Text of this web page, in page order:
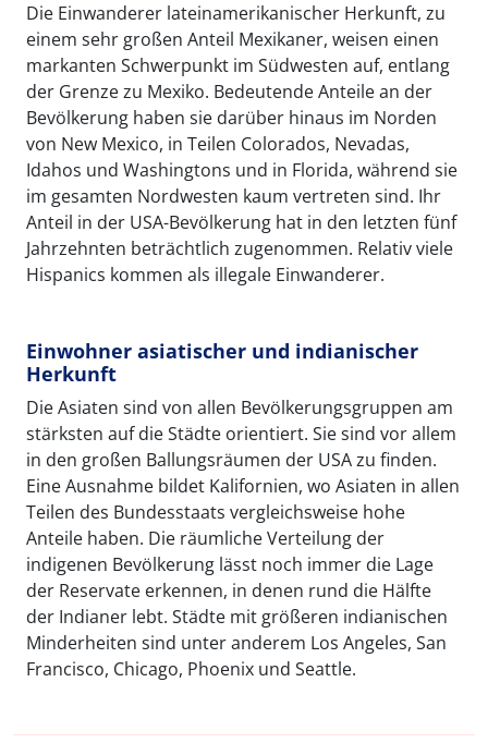
Die Einwanderer lateinamerikanischer Herkunft, zu
einem sehr großen Anteil Mexikaner, weisen einen
markanten Schwerpunkt im Südwesten auf, entlang
der Grenze zu Mexiko. Bedeutende Anteile an der
Bevölkerung haben sie darüber hinaus im Norden
von New Mexico, in Teilen Colorados, Nevadas,
Idahos und Washingtons und in Florida, während sie
im gesamten Nordwesten kaum vertreten sind. Ihr
Anteil in der USA-Bevölkerung hat in den letzten fünf
Jahrzehnten beträchtlich zugenommen. Relativ viele
Hispanics kommen als illegale Einwanderer.
Einwohner asiatischer und indianischer
Herkunft
Die Asiaten sind von allen Bevölkerungsgruppen am
stärksten auf die Städte orientiert. Sie sind vor allem
in den großen Ballungsräumen der USA zu finden.
Eine Ausnahme bildet Kalifornien, wo Asiaten in allen
Teilen des Bundesstaats vergleichsweise hohe
Anteile haben. Die räumliche Verteilung der
indigenen Bevölkerung lässt noch immer die Lage
der Reservate erkennen, in denen rund die Hälfte
der Indianer lebt. Städte mit größeren indianischen
Minderheiten sind unter anderem Los Angeles, San
Francisco, Chicago, Phoenix und Seattle.